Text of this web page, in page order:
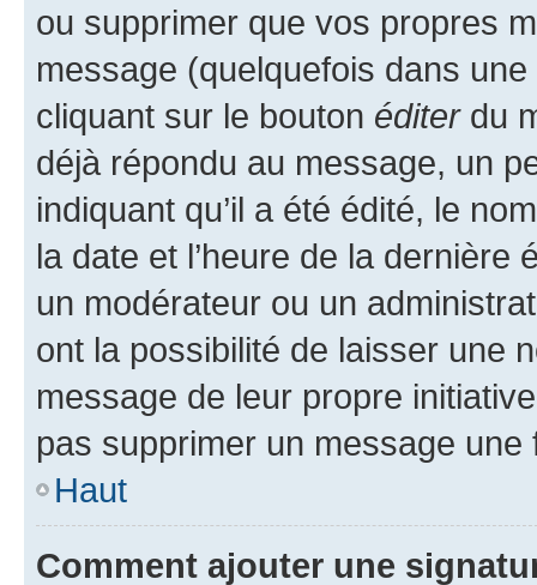
ou supprimer que vos propres
message (quelquefois dans
cliquant sur le bouton éditerdu
déjà répondu au message, un
indiquant qu’il a été édité, le
la date et l’heure de la dernière
un modérateur ou un
ont la possibilité de laisser une
message de leur propre
pas supprimer un message une
Haut
Comment ajouter une